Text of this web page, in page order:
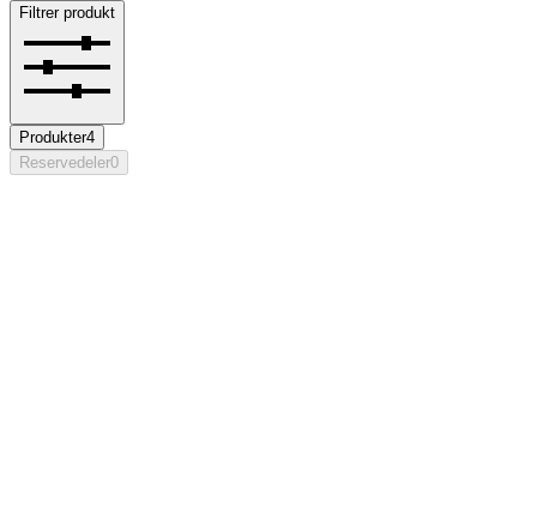
Filtrer produkt
Produkter4
Reservedeler0